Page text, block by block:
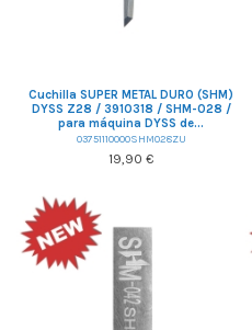
Cuchilla SUPER METAL DURO (SHM)
DYSS Z28 / 3910318 / SHM-028 /
para máquina DYSS de...
03751110000SHM028ZU
19,90 €